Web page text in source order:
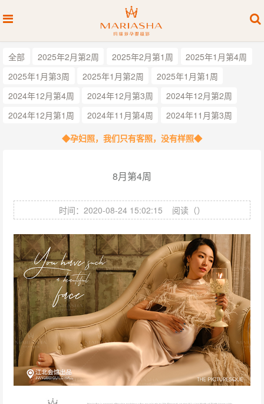
全部 2025年2月第2周 2025年2月第1周
2025年1月第4周
2025年1月第3周
2025年1月第2周
2025年1月第1周
2024年12月第4周
2024年12月第3周
2024年12月第2周
2024年12月第1周
2024年11月第4周
2024年11月第3周
◆孕妇照，我们只有客照，没有样照◆
8月第4周
时间：2020-08-24 15:02:15 阅读（）